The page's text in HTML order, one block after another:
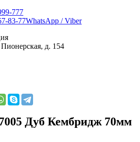
777
83-77WhatsApp / Viber
д. 154
Дуб Кембридж 70мм